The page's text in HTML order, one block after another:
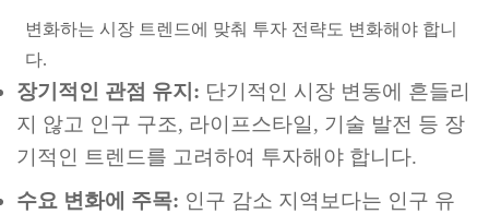
변화하는 시장 트렌드에 맞춰 투자 전략도 변화해야 합니
다.
장기적인 관점 유지: 단기적인 시장 변동에 흔들리
지 않고 인구 구조, 라이프스타일, 기술 발전 등 장
기적인 트렌드를 고려하여 투자해야 합니다.
수요 변화에 주목: 인구 감소 지역보다는 인구 유